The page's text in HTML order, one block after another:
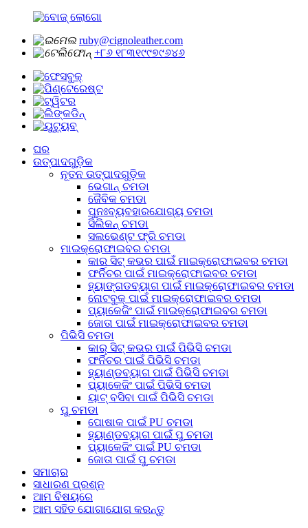
ruby@cignoleather.com
+୮୬ ୧୮୩୧୯୯୭୯୬୪୬
ଘର
ଉତ୍ପାଦଗୁଡ଼ିକ
ନୂତନ ଉତ୍ପାଦଗୁଡ଼ିକ
ଭେଗାନ୍ ଚମଡା
ଜୈବିକ ଚମଡା
ପୁନଃବ୍ୟବହାରଯୋଗ୍ୟ ଚମଡା
ସିଲିକନ୍ ଚମଡା
ସଲଭେଣ୍ଟ ଫ୍ରି ଚମଡା
ମାଇକ୍ରୋଫାଇବର ଚମଡା
କାର ସିଟ୍ କଭର ପାଇଁ ମାଇକ୍ରୋଫାଇବର ଚମଡା
ଫର୍ନିଚର ପାଇଁ ମାଇକ୍ରୋଫାଇବର ଚମଡା
ହ୍ୟାଙ୍ଗଡବ୍ୟାଗ ପାଇଁ ମାଇକ୍ରୋଫାଇବର ଚମଡା
ନୋଟବୁକ୍ ପାଇଁ ମାଇକ୍ରୋଫାଇବର ଚମଡା
ପ୍ୟାକେଜିଂ ପାଇଁ ମାଇକ୍ରୋଫାଇବର ଚମଡା
ଜୋତା ପାଇଁ ମାଇକ୍ରୋଫାଇବର ଚମଡା
ପିଭିସି ଚମଡା
କାର୍ ସିଟ୍ କଭର ପାଇଁ ପିଭିସି ଚମଡା
ଫର୍ନିଚର ପାଇଁ ପିଭିସି ଚମଡା
ହ୍ୟାଣ୍ଡବ୍ୟାଗ ପାଇଁ ପିଭିସି ଚମଡା
ପ୍ୟାକେଜିଂ ପାଇଁ ପିଭିସି ଚମଡା
ୟାଟ୍ ବସିବା ପାଇଁ ପିଭିସି ଚମଡା
ପୁ ଚମଡା
ପୋଷାକ ପାଇଁ PU ଚମଡା
ହ୍ୟାଣ୍ଡବ୍ୟାଗ ପାଇଁ ପୁ ଚମଡା
ପ୍ୟାକେଜିଂ ପାଇଁ PU ଚମଡା
ଜୋତା ପାଇଁ ପୁ ଚମଡା
ସମାଚାର
ସାଧାରଣ ପ୍ରଶ୍ନ
ଆମ ବିଷୟରେ
ଆମ ସହିତ ଯୋଗାଯୋଗ କରନ୍ତୁ